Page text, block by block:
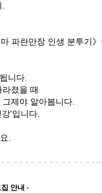
파란만장 인생 분투기
니다.
졌을 때
제야 알아봅니다.
'입니다.
.
안내 -